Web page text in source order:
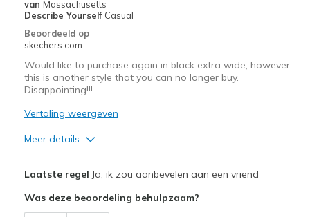
de
van Massachusetts
Describe Yourself Casual
Beoordeeld op
skechers.com
Would like to purchase again in black extra wide, however
this is another style that you can no longer buy.
Disappointing!!!
Vertaling weergeven
Meer details
Breathe Well
Laatste regel Ja, ik zou aanbevelen aan een vriend
Was deze beoordeling behulpzaam?